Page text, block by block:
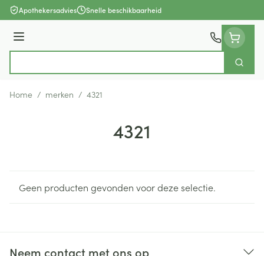
Ga naar de inhoud
Apothekersadvies Snelle beschikbaarheid
Menu
Zoek
Home / merken / 4321
4321
Geen producten gevonden voor deze selectie.
Neem contact met ons op